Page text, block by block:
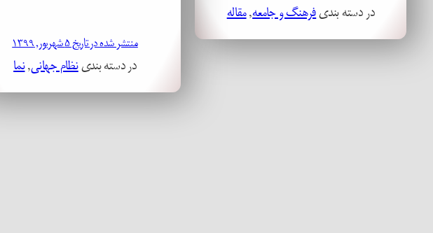
در دسته بندیفرهنگ و جامعه, مقاله
منتشر شده در تاریخ ۵ شهریور, ۱۳۹۹
در دسته بندینظام جهانی, نما